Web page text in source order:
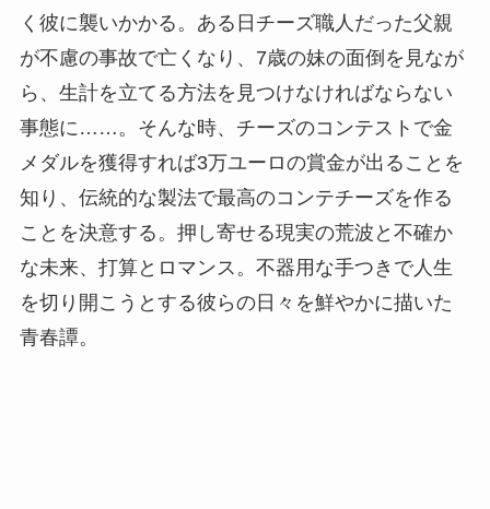
く彼に襲いかかる。ある日チーズ職人だった父親
が不慮の事故で亡くなり、7歳の妹の面倒を見なが
ら、生計を立てる方法を見つけなければならない
事態に……。そんな時、チーズのコンテストで金
メダルを獲得すれば3万ユーロの賞金が出ることを
知り、伝統的な製法で最高のコンテチーズを作る
ことを決意する。押し寄せる現実の荒波と不確か
な未来、打算とロマンス。不器用な手つきで人生
を切り開こうとする彼らの日々を鮮やかに描いた
青春譚。